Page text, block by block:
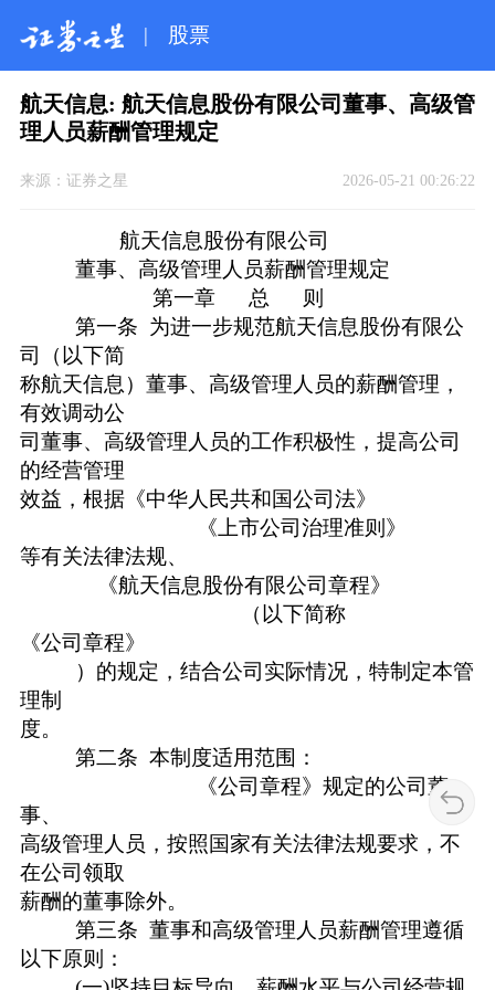
| 股票
航天信息: 航天信息股份有限公司董事、高级管
理人员薪酬管理规定
来源： 证券之星 2026-05-21 00:26:22
航天信息股份有限公司
董事、高级管理人员薪酬管理规定
第一章 总 则
第一条 为进一步规范航天信息股份有限公
司（以下简
称航天信息）董事、高级管理人员的薪酬管理，
有效调动公
司董事、高级管理人员的工作积极性，提高公司
的经营管理
效益，根据《中华人民共和国公司法》
《上市公司治理准则》
等有关法律法规、
《航天信息股份有限公司章程》
（以下简称
《公司章程》
）的规定，结合公司实际情况，特制定本管
理制
度。
第二条 本制度适用范围：
《公司章程》规定的公司董
事、
高级管理人员，按照国家有关法律法规要求，不
在公司领取
薪酬的董事除外。
第三条 董事和高级管理人员薪酬管理遵循
以下原则：